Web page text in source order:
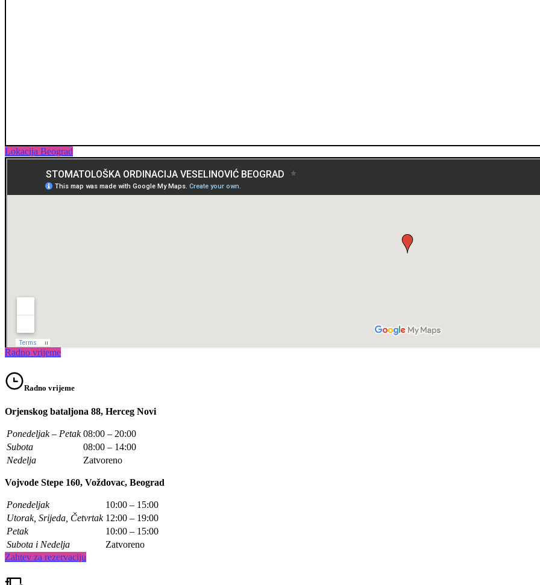
Lokacija Beograd
Radno vrijeme
Radno vrijeme
Orjenskog bataljona 88, Herceg Novi
Ponedeljak – Petak 08:00 – 20:00
Subota
08:00 – 14:00
Nedelja
Zatvoreno
Vojvode Stepe 160, Voždovac, Beograd
Ponedeljak
10:00 – 15:00
Utorak, Srijeda, Četvrtak 12:00 – 19:00
Petak
10:00 – 15:00
Subota i Nedelja
Zatvoreno
Zahtev za rezervaciju